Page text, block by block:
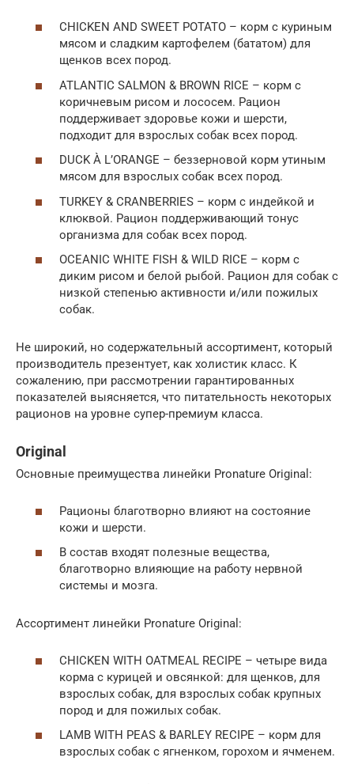
CHICKEN AND SWEET POTATO – корм с куриным
мясом и сладким картофелем (бататом) для
щенков всех пород.
ATLANTIC SALMON & BROWN RICE – корм с
коричневым рисом и лососем. Рацион
поддерживает здоровье кожи и шерсти,
подходит для взрослых собак всех пород.
DUCK À L’ORANGE – беззерновой корм утиным
мясом для взрослых собак всех пород.
TURKEY & CRANBERRIES – корм с индейкой и
клюквой. Рацион поддерживающий тонус
организма для собак всех пород.
OCEANIC WHITE FISH & WILD RICE – корм с
диким рисом и белой рыбой. Рацион для собак с
низкой степенью активности и/или пожилых
собак.
Не широкий, но содержательный ассортимент, который
производитель презентует, как холистик класс. К
сожалению, при рассмотрении гарантированных
показателей выясняется, что питательность некоторых
рационов на уровне супер-премиум класса.
Original
Основные преимущества линейки Pronature Original:
Рационы благотворно влияют на состояние
кожи и шерсти.
В состав входят полезные вещества,
благотворно влияющие на работу нервной
системы и мозга.
Ассортимент линейки Pronature Original:
CHICKEN WITH OATMEAL RECIPE – четыре вида
корма с курицей и овсянкой: для щенков, для
взрослых собак, для взрослых собак крупных
пород и для пожилых собак.
LAMB WITH PEAS & BARLEY RECIPE – корм для
взрослых собак с ягненком, горохом и ячменем.